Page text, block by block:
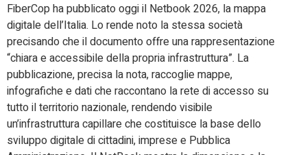
FiberCop ha pubblicato oggi il Netbook 2026, la mappa
digitale dell’Italia. Lo rende noto la stessa società
precisando che il documento offre una rappresentazione
“chiara e accessibile della propria infrastruttura”. La
pubblicazione, precisa la nota, raccoglie mappe,
infografiche e dati che raccontano la rete di accesso su
tutto il territorio nazionale, rendendo visibile
un’infrastruttura capillare che costituisce la base dello
sviluppo digitale di cittadini, imprese e Pubblica